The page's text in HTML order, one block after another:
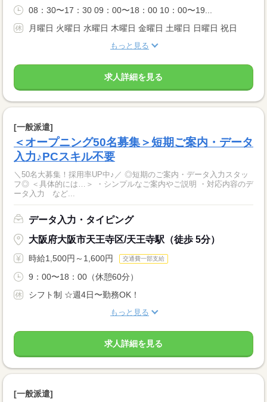
08：30〜17：30 09：00〜18：00 10：00〜19...
月曜日 火曜日 水曜日 木曜日 金曜日 土曜日 日曜日 祝日
もっと見る
求人詳細を見る
[一般派遣]
＜オープニング50名募集＞短期ご案内・データ
入力♪PCスキル不要
＼50名大募集！採用率UP中♪／ ◎短期のご案内・データ入力スタッ
フ◎ ＜具体的には…＞ ・シンプルなご案内やご説明 ・対応内容のデ
ータ入力 など...
データ入力・タイピング
大阪府大阪市天王寺区/天王寺駅（徒歩 5分）
時給1,500円～1,600円 交通費一部支給
9：00〜18：00（休憩60分）
シフト制 ☆週4日〜勤務OK！
もっと見る
求人詳細を見る
[一般派遣]